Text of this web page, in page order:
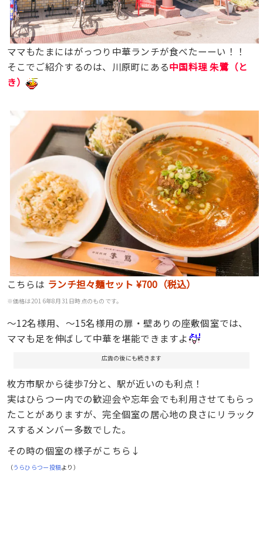
ママもたまにはがっつり中華ランチが食べたーーい！！
そこでご紹介するのは、川原町にある中国料理 朱鷺（と
き）
こちらは ランチ担々麺セット ¥700（税込）
※価格は2016年8月31日時点のものです。
～12名様用、～15名様用の扉・壁ありの座敷個室では、
ママも足を伸ばして中華を堪能できますよ
広告の後にも続きます
枚方市駅から徒歩7分と、駅が近いのも利点！
実はひらつー内での歓迎会や忘年会でも利用させてもらっ
たことがありますが、完全個室の居心地の良さにリラック
スするメンバー多数でした。
その時の個室の様子がこちら↓
（うらひらつー投稿より）